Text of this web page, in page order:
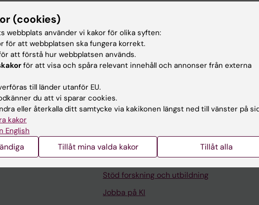
Institutionen för mikrobiologi, tumör- och cellbiologi,
2006
Kontakta och besök KI
Universitetsbiblioteket
Stöd forskning och utbildning
Jobba på KI
(cookies)
webbplats använder vi kakor för olika syften:
för att webbplatsen ska fungera korrekt.
att förstå hur webbplatsen används.
för att visa och spåra relevant innehåll och annonser från externa
till länder utanför EU.
du att vi sparar cookies.
eller återkalla ditt samtycke via kakikonen längst ned till vänster på
kakor
English
Tillåt mina valda kakor Tillåt alla